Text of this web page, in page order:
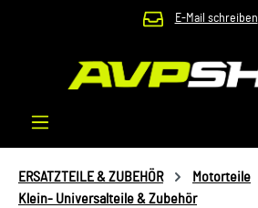
Zum Hauptinhalt springen E-Mail schreiben
ERSATZTEILE & ZUBEHÖR
Motorteile
Klein- Universalteile & Zubehör